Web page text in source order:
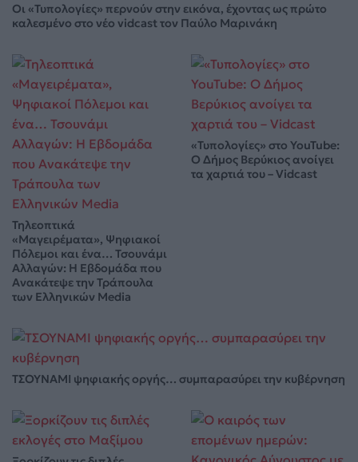
Οι «Τυπολογίες» περνούν στην εικόνα, έχοντας ως πρώτο
καλεσμένο στο νέο vidcast τον Παύλο Μαρινάκη
Τηλεοπτικά
«Μαγειρέματα», Ψηφιακοί
Πόλεμοι και ένα… Τσουνάμι
Αλλαγών: Η Εβδομάδα που
Ανακάτεψε την Τράπουλα
των Ελληνικών Media
«Τυπολογίες» στο YouTube:
Ο Δήμος Βερύκιος ανοίγει
τα χαρτιά του – Vidcast
ΤΣΟΥΝΑΜΙ ψηφιακής οργής… συμπαρασύρει την κυβέρνηση